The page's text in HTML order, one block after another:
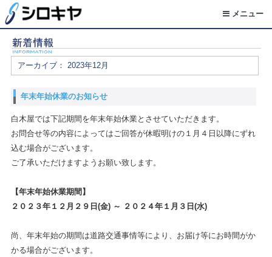
Home> 新着情報
アーカイブ： 2023年12月
年末年始休業のお知らせ
白木屋では下記期間を年末年始休業とさせていただきます。
お問合せ等の内容によってはご回答が休暇明けの１月４日以降にずれ
込む場合がございます。
ご了承いただけますようお願い致します。
【年末年始休業期間】
２０２３年１２月２９日(金) ～ ２０２４年１月３日(水)
尚、年末年始の期間は道路交通事情等により、お届け等にお時間がか
かる場合がございます。
メニュー